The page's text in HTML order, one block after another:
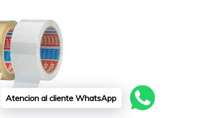
Atencion al cliente WhatsApp